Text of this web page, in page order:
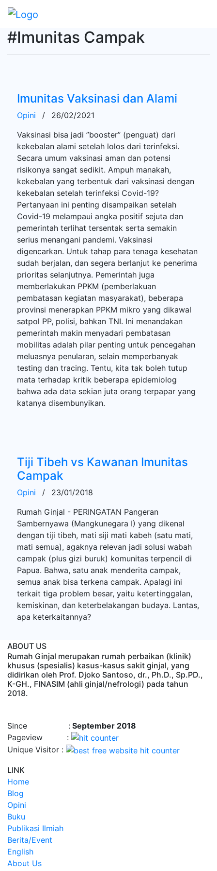
#Imunitas Campak
Imunitas Vaksinasi dan Alami
Opini /
26/02/2021
Vaksinasi bisa jadi ”booster” (penguat) dari
kekebalan alami setelah lolos dari terinfeksi.
Secara umum vaksinasi aman dan potensi
risikonya sangat sedikit. Ampuh manakah,
kekebalan yang terbentuk dari vaksinasi dengan
kekebalan setelah terinfeksi Covid-19?
Pertanyaan ini penting disampaikan setelah
Covid-19 melampaui angka positif sejuta dan
pemerintah terlihat tersentak serta semakin
serius menangani pandemi. Vaksinasi
digencarkan. Untuk tahap para tenaga kesehatan
sudah berjalan, dan segera berlanjut ke penerima
prioritas selanjutnya. Pemerintah juga
memberlakukan PPKM (pemberlakuan
pembatasan kegiatan masyarakat), beberapa
provinsi menerapkan PPKM mikro yang dikawal
satpol PP, polisi, bahkan TNI. Ini menandakan
pemerintah makin menyadari pembatasan
mobilitas adalah pilar penting untuk pencegahan
meluasnya penularan, selain memperbanyak
testing dan tracing. Tentu, kita tak boleh tutup
mata terhadap kritik beberapa epidemiolog
bahwa ada data sekian juta orang terpapar yang
katanya disembunyikan.
Tiji Tibeh vs Kawanan Imunitas
Campak
Opini /
23/01/2018
Rumah Ginjal - PERINGATAN Pangeran
Sambernyawa (Mangkunegara I) yang dikenal
dengan tiji tibeh, mati siji mati kabeh (satu mati,
mati semua), agaknya relevan jadi solusi wabah
campak (plus gizi buruk) komunitas terpencil di
Papua. Bahwa, satu anak menderita campak,
semua anak bisa terkena campak. Apalagi ini
terkait tiga problem besar, yaitu ketertinggalan,
kemiskinan, dan keterbelakangan budaya. Lantas,
apa keterkaitannya?
ABOUT US
Rumah Ginjal merupakan rumah perbaikan (klinik)
khusus (spesialis) kasus-kasus sakit ginjal, yang
didirikan oleh Prof. Djoko Santoso, dr., Ph.D., Sp.PD.,
K-GH., FINASIM (ahli ginjal/nefrologi) pada tahun
2018.
Since : September 2018
Pageview :
Unique Visitor :
LINK
Home
Blog
Opini
Buku
Publikasi Ilmiah
Berita/Event
English
About Us